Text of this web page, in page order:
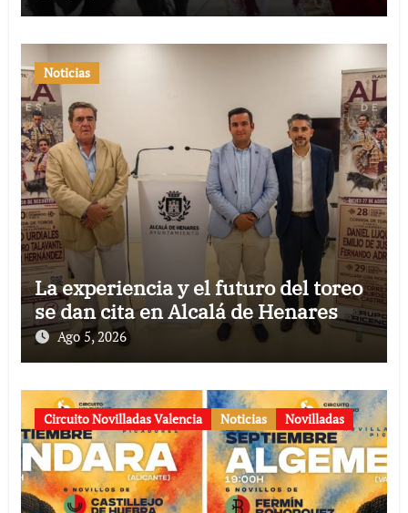
Noticias
La experiencia y el futuro del toreo
se dan cita en Alcalá de Henares
Ago 5, 2026
Circuito Novilladas Valencia Noticias Novilladas